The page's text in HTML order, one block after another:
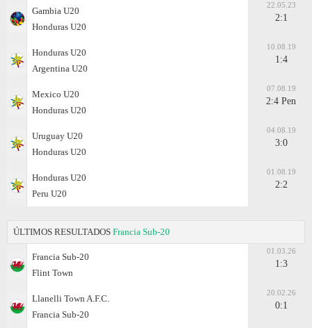
Gambia U20
Honduras U20
22.05.23
2:1
Honduras U20
Argentina U20
10.08.19
1:4
Mexico U20
Honduras U20
07.08.19
2:4 Pen
Uruguay U20
Honduras U20
04.08.19
3:0
Honduras U20
Peru U20
01.08.19
2:2
ÚLTIMOS RESULTADOS Francia Sub-20
Francia Sub-20
Flint Town
01.03.26
1:3
Llanelli Town A.F.C.
Francia Sub-20
20.02.26
0:1